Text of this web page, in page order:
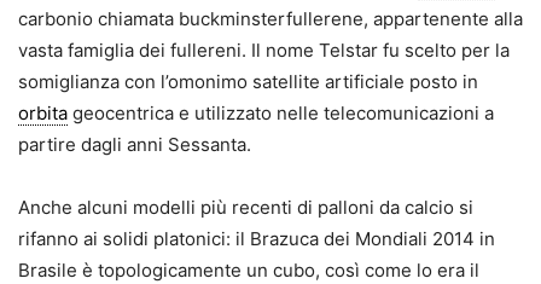
carbonio chiamata buckminsterfullerene, appartenente alla
vasta famiglia dei fullereni. Il nome Telstar fu scelto per la
somiglianza con l’omonimo satellite artificiale posto in
orbita geocentrica e utilizzato nelle telecomunicazioni a
partire dagli anni Sessanta.
Anche alcuni modelli più recenti di palloni da calcio si
rifanno ai solidi platonici: il Brazuca dei Mondiali 2014 in
Brasile è topologicamente un cubo, così come lo era il